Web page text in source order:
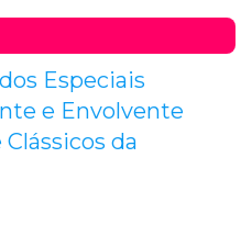
Especiais
e Envolvente
da